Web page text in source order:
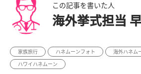
この記事を書いた人
海外挙式担当
家族旅行 ハネムーンフォト
海外ハネム
ハワイハネムーン